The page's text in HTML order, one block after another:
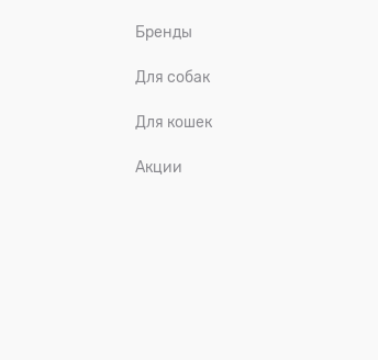
Бренды
Для собак
Для кошек
Акции